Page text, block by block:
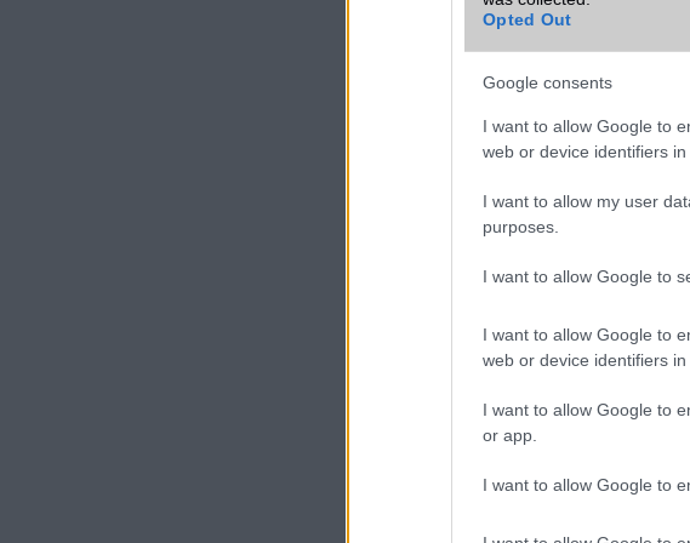
Opted Out
Google consents
I want to allow Google to
web or device identifiers in
I want to allow my user
purposes.
I want to allow Google to
I want to allow Google to
web or device identifiers in
I want to allow Google to
or app.
I want to allow Google to
Típus